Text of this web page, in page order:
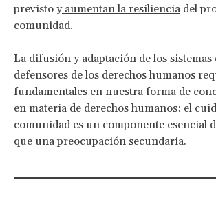
previsto yaumentan la resiliencia del
comunidad.
La difusión y adaptación de los sistemas
defensores de los derechos humanos
fundamentales en nuestra forma de
en materia de derechos humanos: el
comunidad es un componente esencial
que una preocupación secundaria.